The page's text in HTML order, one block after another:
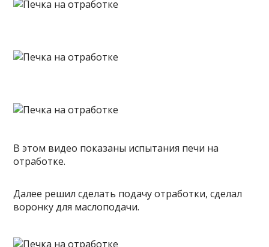
В этом видео показаны испытания печи на
отработке.
Далее решил сделать подачу отработки, сделал
воронку для маслоподачи.